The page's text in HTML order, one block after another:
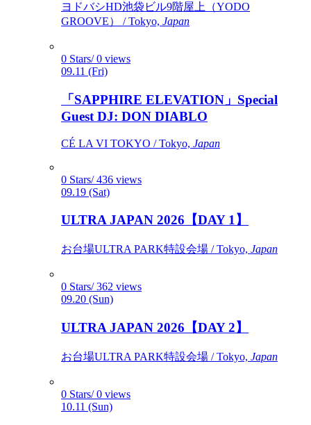
ヨドバシHD池袋ビル9階屋上（YODO
GROOVE） / Tokyo, Japan
0 Stars/ 0 views
09.11 (Fri)
「SAPPHIRE ELEVATION」Special
Guest DJ: DON DIABLO
CÉ LA VI TOKYO / Tokyo, Japan
0 Stars/ 436 views
09.19 (Sat)
ULTRA JAPAN 2026【DAY 1】
お台場ULTRA PARK特設会場 / Tokyo, Japan
0 Stars/ 362 views
09.20 (Sun)
ULTRA JAPAN 2026【DAY 2】
お台場ULTRA PARK特設会場 / Tokyo, Japan
0 Stars/ 0 views
10.11 (Sun)